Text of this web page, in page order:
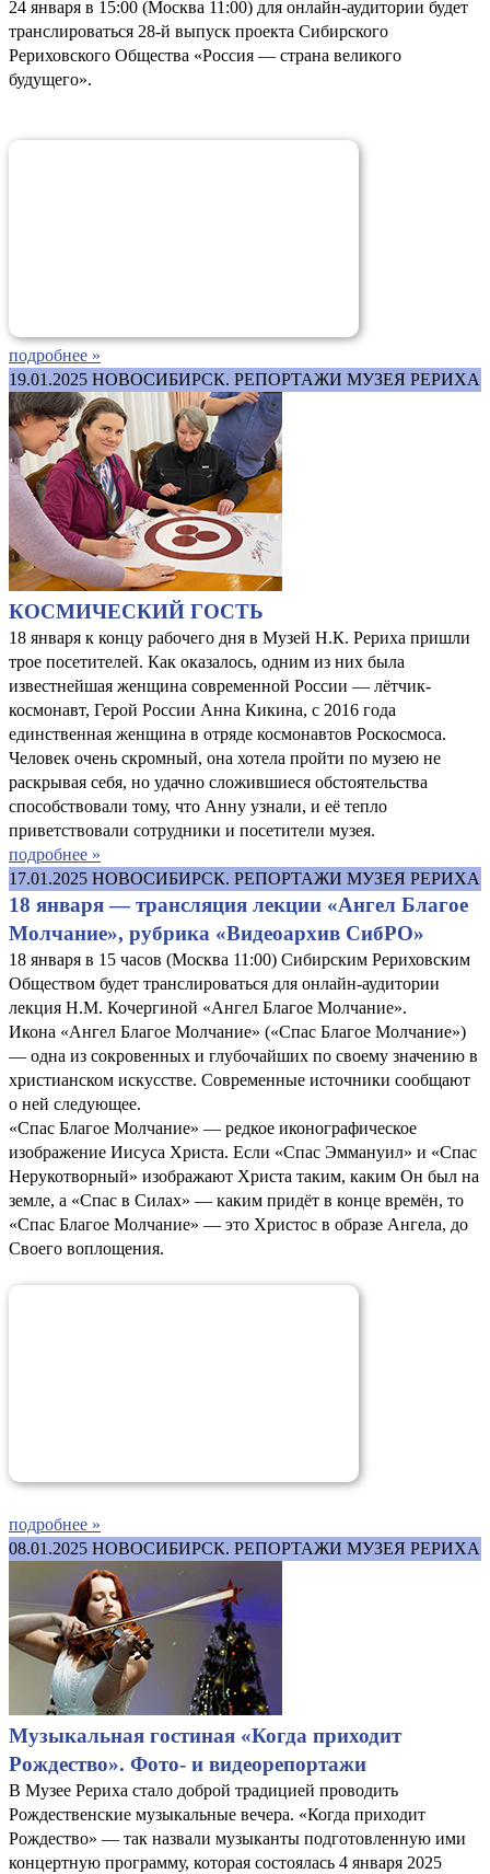
24 января в 15:00 (Москва 11:00) для онлайн-аудитории будет
транслироваться 28-й выпуск проекта Сибирского
Рериховского Общества «Россия — страна великого
будущего».
подробнее »
19.01.2025 НОВОСИБИРСК. РЕПОРТАЖИ МУЗЕЯ РЕРИХА
КОСМИЧЕСКИЙ ГОСТЬ
18 января к концу рабочего дня в Музей Н.К. Рериха пришли
трое посетителей. Как оказалось, одним из них была
известнейшая женщина современной России — лётчик-
космонавт, Герой России Анна Кикина, с 2016 года
единственная женщина в отряде космонавтов Роскосмоса.
Человек очень скромный, она хотела пройти по музею не
раскрывая себя, но удачно сложившиеся обстоятельства
способствовали тому, что Анну узнали, и её тепло
приветствовали сотрудники и посетители музея.
подробнее »
17.01.2025 НОВОСИБИРСК. РЕПОРТАЖИ МУЗЕЯ РЕРИХА
18 января — трансляция лекции «Ангел Благое
Молчание», рубрика «Видеоархив СибРО»
18 января в 15 часов (Москва 11:00) Сибирским Рериховским
Обществом будет транслироваться для онлайн-аудитории
лекция Н.М. Кочергиной «Ангел Благое Молчание».
Икона «Ангел Благое Молчание» («Спас Благое Молчание»)
— одна из сокровенных и глубочайших по своему значению в
христианском искусстве. Современные источники сообщают
о ней следующее.
«Спас Благое Молчание» — редкое иконографическое
изображение Иисуса Христа. Если «Спас Эммануил» и «Спас
Нерукотворный» изображают Христа таким, каким Он был на
земле, а «Спас в Силах» — каким придёт в конце времён, то
«Спас Благое Молчание» — это Христос в образе Ангела, до
Своего воплощения.
подробнее »
08.01.2025 НОВОСИБИРСК. РЕПОРТАЖИ МУЗЕЯ РЕРИХА
Музыкальная гостиная «Когда приходит
Рождество». Фото- и видеорепортажи
В Музее Рериха стало доброй традицией проводить
Рождественские музыкальные вечера. «Когда приходит
Рождество» — так назвали музыканты подготовленную ими
концертную программу, которая состоялась 4 января 2025